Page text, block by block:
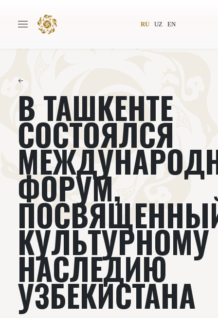
RU UZ EN
Авторы Всемирное общество
Издательство Новости
Проекты Подкасты
Книги Видеолекторий
←
В ТАШКЕНТЕ
СОСТОЯЛСЯ
ФОРУМ,
КУЛЬТУРНОМУ
НАСЛЕДИЮ
УЗБЕКИСТАНА